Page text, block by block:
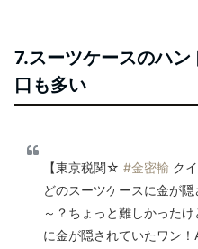
7.スーツケースのハ
口も多い
【東京税関☆ #金密輸 ク
どのスーツケースに金が
～？ちょっと難しかった
に金が隠されていたワン